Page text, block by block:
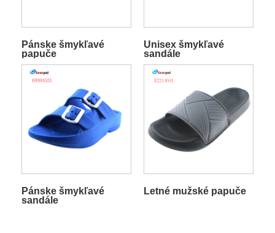
Pánske šmykľavé
papuče
Unisex šmykľavé
sandále
Pánske šmykľavé
sandále
Letné mužské papuče